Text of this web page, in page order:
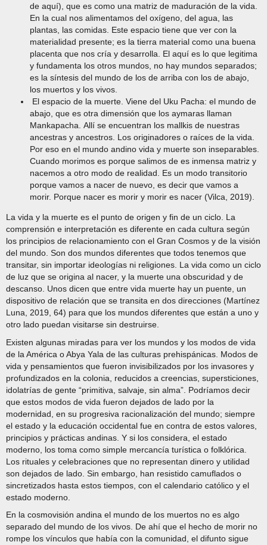
de aquí), que es como una matriz de maduración de la vida.
En la cual nos alimentamos del oxígeno, del agua, las
plantas, las comidas. Este espacio tiene que ver con la
materialidad presente; es la tierra material como una buena
placenta que nos cría y desarrolla. El aquí es lo que legitima
y fundamenta los otros mundos, no hay mundos separados;
es la síntesis del mundo de los de arriba con los de abajo,
los muertos y los vivos.
El espacio de la muerte. Viene del Uku Pacha: el mundo de
abajo, que es otra dimensión que los aymaras llaman
Mankapacha. Allí se encuentran los mallkis de nuestras
ancestras y ancestros. Los originadores o raíces de la vida.
Por eso en el mundo andino vida y muerte son inseparables.
Cuando morimos es porque salimos de es inmensa matriz y
nacemos a otro modo de realidad. Es un modo transitorio
porque vamos a nacer de nuevo, es decir que vamos a
morir. Porque nacer es morir y morir es nacer (Vilca, 2019).
La vida y la muerte es el punto de origen y fin de un ciclo. La
comprensión e interpretación es diferente en cada cultura según
los principios de relacionamiento con el Gran Cosmos y de la visión
del mundo. Son dos mundos diferentes que todos tenemos que
transitar, sin importar ideologías ni religiones. La vida como un ciclo
de luz que se origina al nacer, y la muerte una obscuridad y de
descanso. Unos dicen que entre vida muerte hay un puente, un
dispositivo de relación que se transita en dos direcciones (Martínez
Luna, 2019, 64) para que los mundos diferentes que están a uno y
otro lado puedan visitarse sin destruirse.
Existen algunas miradas para ver los mundos y los modos de vida
de la América o Abya Yala de las culturas prehispánicas. Modos de
vida y pensamientos que fueron invisibilizados por los invasores y
profundizados en la colonia, reducidos a creencias, supersticiones,
idolatrías de gente “primitiva, salvaje, sin alma”. Podríamos decir
que estos modos de vida fueron dejados de lado por la
modernidad, en su progresiva racionalización del mundo; siempre
el estado y la educación occidental fue en contra de estos valores,
principios y prácticas andinas. Y si los considera, el estado
moderno, los toma como simple mercancía turística o folklórica.
Los rituales y celebraciones que no representan dinero y utilidad
son dejados de lado. Sin embargo, han resistido camuflados o
sincretizados hasta estos tiempos, con el calendario católico y el
estado moderno.
En la cosmovisión andina el mundo de los muertos no es algo
separado del mundo de los vivos. De ahí que el hecho de morir no
rompe los vínculos que había con la comunidad, el difunto sigue